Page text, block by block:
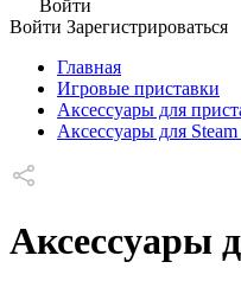
Войти
Войти Зарегистрироваться
Главная
Игровые приставки
Аксессуары для
Аксессуары для
Аксессуары